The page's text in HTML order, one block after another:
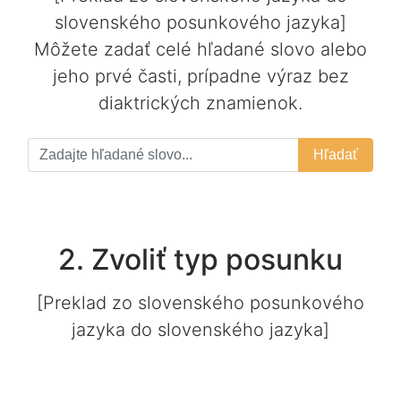
slovenského posunkového jazyka]
Môžete zadať celé hľadané slovo alebo
jeho prvé časti, prípadne výraz bez
diaktrických znamienok.
Hľadať
2. Zvoliť typ posunku
[Preklad zo slovenského posunkového
jazyka do slovenského jazyka]